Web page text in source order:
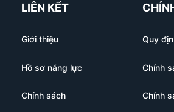
LIÊN KẾT
Giới thiệu
Hồ sơ năng lực
Chính sách
Quy
Chính
Chính